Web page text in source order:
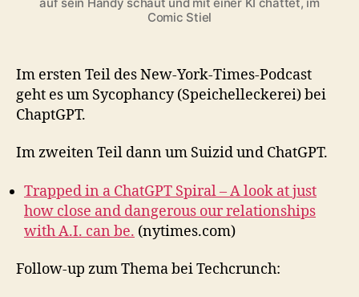
Comic Stiel
Im ersten Teil des New-York-Times-Podcast
geht es um Sycophancy (Speichelleckerei) bei
ChaptGPT.
Im zweiten Teil dann um Suizid und ChatGPT.
Trapped in a ChatGPT Spiral – A look at just
how close and dangerous our relationships
with A.I. can be. (nytimes.com)
Follow-up zum Thema bei Techcrunch: